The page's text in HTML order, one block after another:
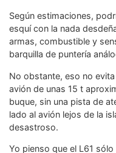
Según estimaciones,
esquí con la nada
armas, combustible y
barquilla de puntería
No obstante, eso no
avión de unas 15 t
buque, sin una pista de
lado al avión lejos de la
desastroso.
Yo pienso que el L61